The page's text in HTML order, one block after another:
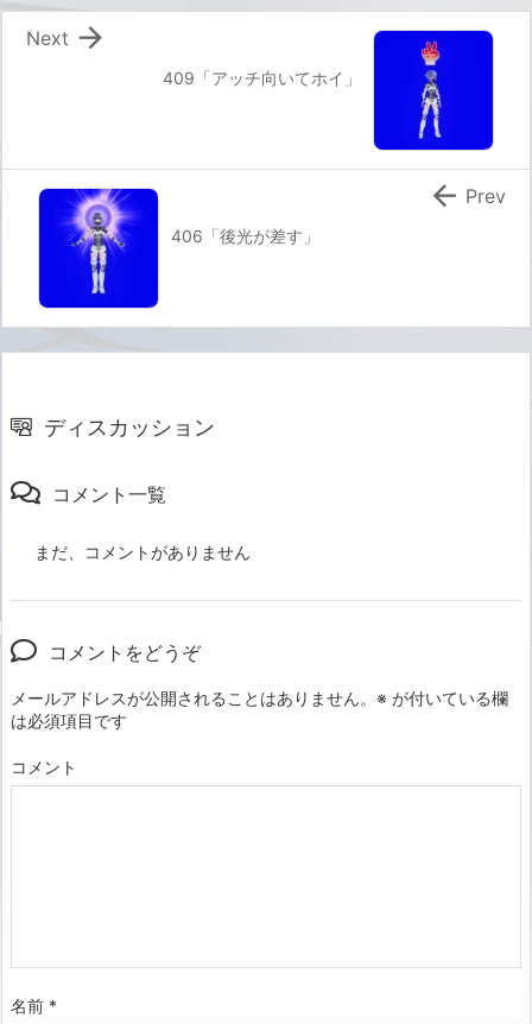
409「アッチ向いてホイ」

Next
406「後光が差す」
 Prev
ディスカッション
コメント一覧
まだ、コメントがありません
コメントをどうぞ
メールアドレスが公開されることはありません。 ※ が付いている欄
は必須項目です
コメント
名前 *